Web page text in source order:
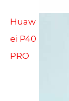
Huaw
ei P40
PRO